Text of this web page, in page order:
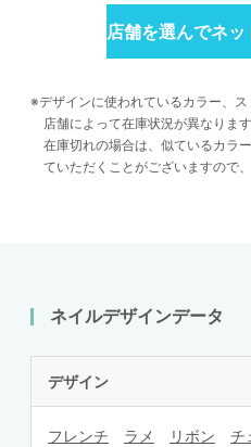
店舗を選んでネ
デザインに使われているカラー、ス
店舗によって在庫状況が異なります
在庫切れの場合は、似ているカラ
ていただくことがございますので
ネイルデザインデータ
デザイン
フレンチ ラメ リボン チ